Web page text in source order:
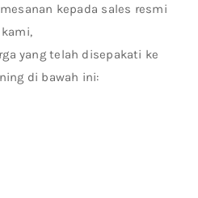
kepada sales resmi
kami,
yang telah disepakati ke
di bawah ini: